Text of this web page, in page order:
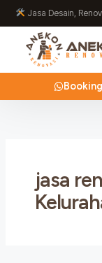
Lewati
Jasa Desain,
Booking
jasa